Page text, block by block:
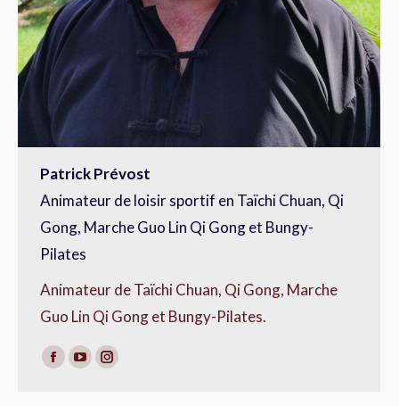
Patrick Prévost
Animateur de loisir sportif en Taïchi Chuan, Qi
Gong, Marche Guo Lin Qi Gong et Bungy-
Pilates
Animateur de Taïchi Chuan, Qi Gong, Marche
Guo Lin Qi Gong et Bungy-Pilates.
Facebook
YouTubeInstagram